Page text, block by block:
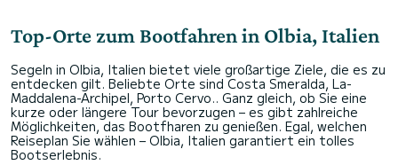
Top-Orte zum Bootfahren in Olbia, Italien
Segeln in Olbia, Italien bietet viele großartige Ziele, die es zu
entdecken gilt. Beliebte Orte sind Costa Smeralda, La-
Maddalena-Archipel, Porto Cervo.. Ganz gleich, ob Sie eine
kurze oder längere Tour bevorzugen – es gibt zahlreiche
Möglichkeiten, das Bootfharen zu genießen. Egal, welchen
Reiseplan Sie wählen – Olbia, Italien garantiert ein tolles
Bootserlebnis.